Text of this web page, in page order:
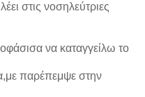
στις νοσηλεύτριες
να καταγγείλω το
παρέπεμψε στην